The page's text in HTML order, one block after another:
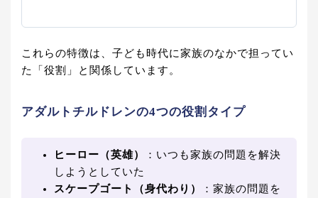
これらの特徴は、子ども時代に家族のなかで担ってい
た「役割」と関係しています。
アダルトチルドレンの4つの役割タイプ
ヒーロー（英雄）
：いつも家族の問題を解決
しようとしていた
スケープゴート（身代わり）
：家族の問題を